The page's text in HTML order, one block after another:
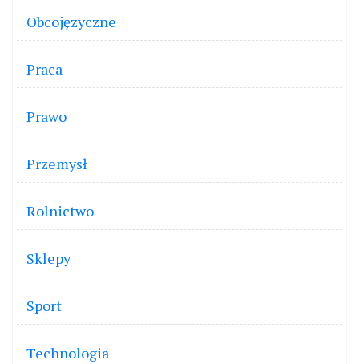
Obcojęzyczne
Praca
Prawo
Przemysł
Rolnictwo
Sklepy
Sport
Technologia